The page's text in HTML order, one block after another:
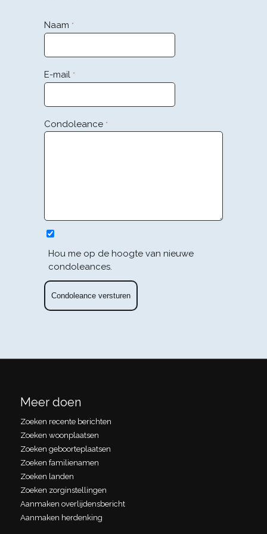
Naam *
E-mail *
Condoleance *
Hou me op de hoogte van nieuwe
condoleances.
Meer doen
Zoeken recente berichten
Zoeken woonplaatsen
Zoeken geboorteplaatsen
Zoeken familienamen
Zoeken landen
Zoeken zorginstellingen
Aanmaken overlijdensbericht
Aanmaken herdenking